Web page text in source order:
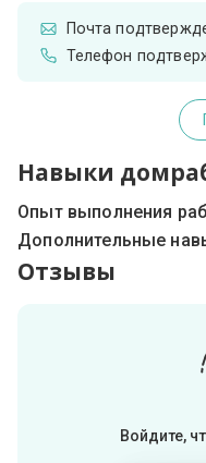
Почта
Телефон
Навыки
Опыт выполнения
Дополнительные
Отзывы
Войдите,